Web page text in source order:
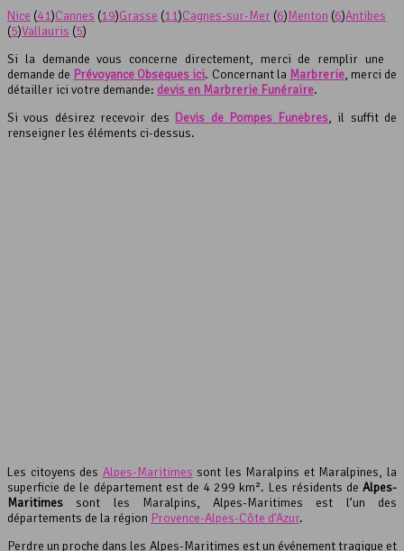
Nice (41)Cannes (19)Grasse (11)Cagnes-sur-Mer (6)Menton (6)Antibes
(5)Vallauris (5)
Si la demande vous concerne directement, merci de remplir une
demande de Prévoyance Obsèques ici. Concernant la Marbrerie, merci de
détailler ici votre demande: devis en Marbrerie Funéraire.
Si vous désirez recevoir des Devis de Pompes Funèbres, il suffit de
renseigner les éléments ci-dessus.
interserver coupons
Les citoyens des Alpes-Maritimes sont les Maralpins et Maralpines, la
superficie de le département est de 4 299 km². Les résidents de Alpes-
Maritimes sont les Maralpins, Alpes-Maritimes est l’un des
départements de la région Provence-Alpes-Côte d’Azur.
Perdre un proche dans les Alpes-Maritimes est un événement tragique et